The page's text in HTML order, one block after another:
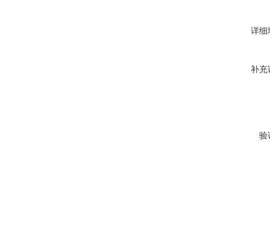
详细
补充
验